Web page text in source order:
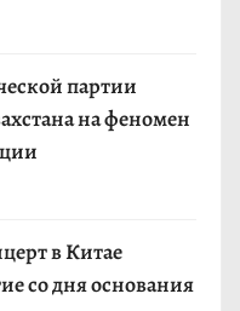
партии
на феномен
в Китае
со дня основания